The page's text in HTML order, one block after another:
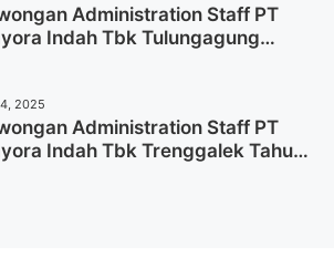
Administration Staff PT
Indah Tbk Tulungagung
2025
Administration Staff PT
Indah Tbk Trenggalek Tahun